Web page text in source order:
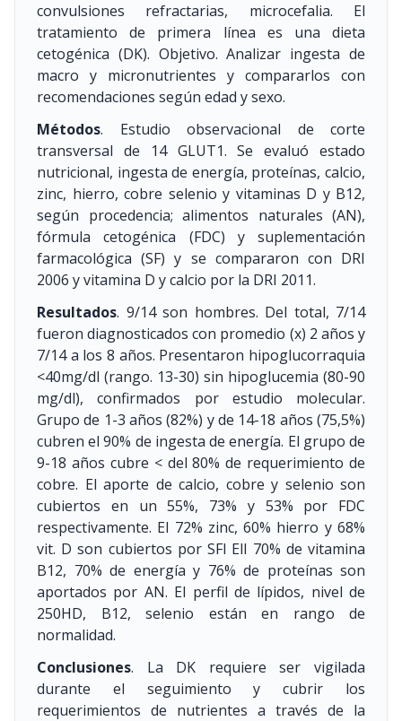
convulsiones refractarias, microcefalia. El
tratamiento de primera línea es una dieta
cetogénica (DK). Objetivo. Analizar ingesta de
macro y micronutrientes y compararlos con
recomendaciones según edad y sexo.
Métodos. Estudio observacional de corte
transversal de 14 GLUT1. Se evaluó estado
nutricional, ingesta de energía, proteínas, calcio,
zinc, hierro, cobre selenio y vitaminas D y B12,
según procedencia; alimentos naturales (AN),
fórmula cetogénica (FDC) y suplementación
farmacológica (SF) y se compararon con DRI
2006 y vitamina D y calcio por la DRI 2011.
Resultados. 9/14 son hombres. Del total, 7/14
fueron diagnosticados con promedio (x) 2 años y
7/14 a los 8 años. Presentaron hipoglucorraquia
<40mg/dl (rango. 13-30) sin hipoglucemia (80-90
mg/dl), confirmados por estudio molecular.
Grupo de 1-3 años (82%) y de 14-18 años (75,5%)
cubren el 90% de ingesta de energía. El grupo de
9-18 años cubre < del 80% de requerimiento de
cobre. El aporte de calcio, cobre y selenio son
cubiertos en un 55%, 73% y 53% por FDC
respectivamente. El 72% zinc, 60% hierro y 68%
vit. D son cubiertos por SFl Ell 70% de vitamina
B12, 70% de energía y 76% de proteínas son
aportados por AN. El perfil de lípidos, nivel de
250HD, B12, selenio están en rango de
normalidad.
Conclusiones. La DK requiere ser vigilada
durante el seguimiento y cubrir los
requerimientos de nutrientes a través de la